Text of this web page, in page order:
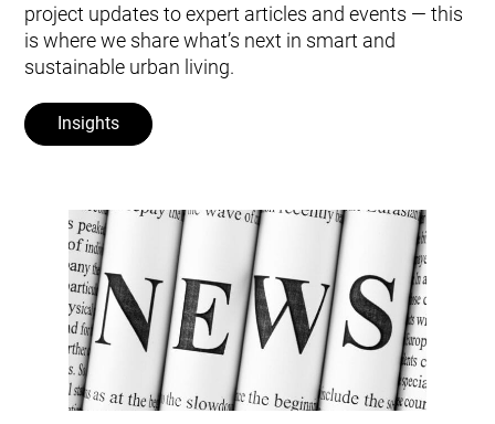
project updates to expert articles and events — this
is where we share what’s next in smart and
sustainable urban living.
Insights